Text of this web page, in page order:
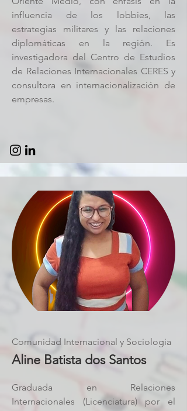
influencia de los lobbies, las
estrategias militares y las relaciones
diplomáticas en la región. Es
investigadora del Centro de Estudios
de Relaciones Internacionales CERES y
consultora en internacionalización de
empresas.
Comunidad Internacional y Sociologia
Aline Batista dos Santos
Graduada en Relaciones
Internacionales (Licenciatura) por el